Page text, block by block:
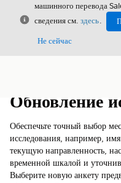
Закрыть
машинного перевода
сведения см. здесь.
Не сейчас
Обновление
Обеспечьте точный выбор
исследования, например,
текущую направленность,
временной шкалой и
Выберите новую анкету